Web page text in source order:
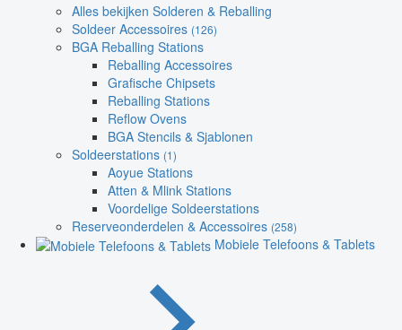
Alles bekijken Solderen & Reballing
Soldeer Accessoires (126)
BGA Reballing Stations
Reballing Accessoires
Grafische Chipsets
Reballing Stations
Reflow Ovens
BGA Stencils & Sjablonen
Soldeerstations (1)
Aoyue Stations
Atten & Mlink Stations
Voordelige Soldeerstations
Reserveonderdelen & Accessoires (258)
Mobiele Telefoons & Tablets